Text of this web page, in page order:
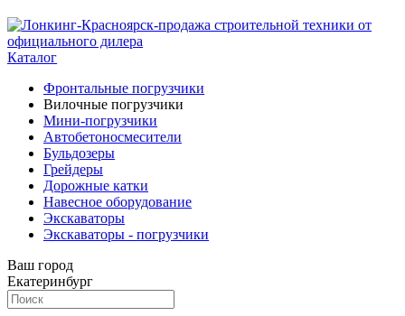
Каталог
Фронтальные погрузчики
Вилочные погрузчики
Мини-погрузчики
Автобетоносмесители
Бульдозеры
Грейдеры
Дорожные катки
Навесное оборудование
Экскаваторы
Экскаваторы - погрузчики
Ваш город
Екатеринбург